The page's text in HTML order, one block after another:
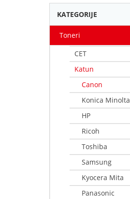
KATEGORIJE
Toneri
CET
Katun
Canon
Konica Minolta
HP
Ricoh
Toshiba
Samsung
Kyocera Mita
Panasonic